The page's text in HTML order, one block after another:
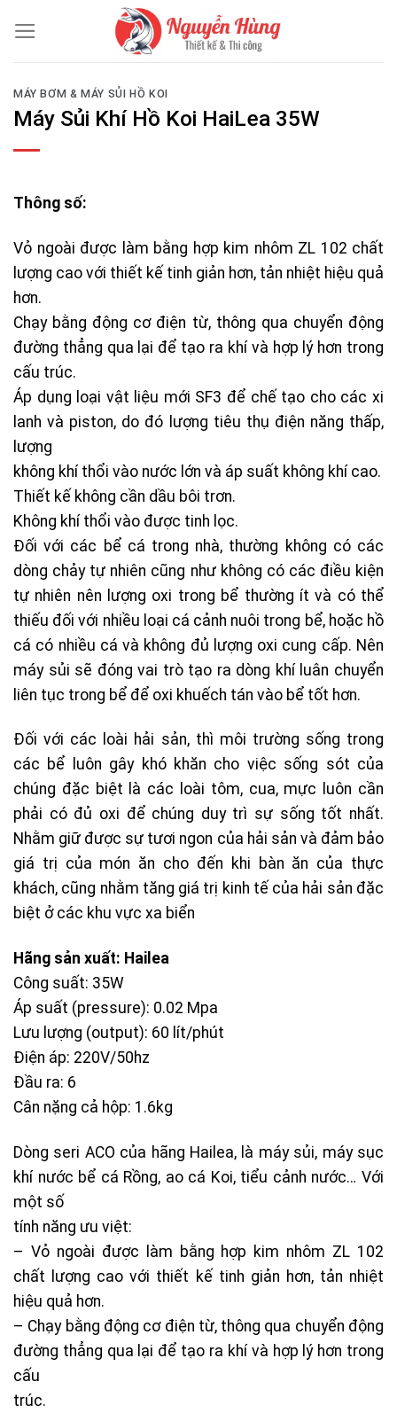
content
MÁY BƠM & MÁY SỦI HỒ KOI
Máy Sủi Khí Hồ Koi HaiLea 35W
Thông số:
Vỏ ngoài được làm bằng hợp kim nhôm ZL 102 chất
lượng cao với thiết kế tinh giản hơn, tản nhiệt hiệu quả
hơn.
Chạy bằng động cơ điện từ, thông qua chuyển động
đường thẳng qua lại để tạo ra khí và hợp lý hơn trong
cấu trúc.
Áp dụng loại vật liệu mới SF3 để chế tạo cho các xi
lanh và piston, do đó lượng tiêu thụ điện năng thấp,
lượng
không khí thổi vào nước lớn và áp suất không khí cao.
Thiết kế không cần dầu bôi trơn.
Không khí thổi vào được tinh lọc.
Đối với các bể cá trong nhà, thường không có các
dòng chảy tự nhiên cũng như không có các điều kiện
tự nhiên nên lượng oxi trong bể thường ít và có thể
thiếu đối với nhiều loại cá cảnh nuôi trong bể, hoặc hồ
cá có nhiều cá và không đủ lượng oxi cung cấp. Nên
máy sủi sẽ đóng vai trò tạo ra dòng khí luân chuyển
liên tục trong bể để oxi khuếch tán vào bể tốt hơn.
Đối với các loài hải sản, thì môi trường sống trong
các bể luôn gây khó khăn cho việc sống sót của
chúng đặc biệt là các loài tôm, cua, mực luôn cần
phải có đủ oxi để chúng duy trì sự sống tốt nhất.
Nhằm giữ được sự tươi ngon của hải sản và đảm bảo
giá trị của món ăn cho đến khi bàn ăn của thực
khách, cũng nhằm tăng giá trị kinh tế của hải sản đặc
biệt ở các khu vực xa biển
Hãng sản xuất: Hailea
Công suất: 35W
Áp suất (pressure): 0.02 Mpa
Lưu lượng (output): 60 lít/phút
Điện áp: 220V/50hz
Đầu ra: 6
Cân nặng cả hộp: 1.6kg
Dòng seri ACO của hãng Hailea, là máy sủi, máy sục
khí nước bể cá Rồng, ao cá Koi, tiểu cảnh nước… Với
một số
tính năng ưu việt:
– Vỏ ngoài được làm bằng hợp kim nhôm ZL 102
chất lượng cao với thiết kế tinh giản hơn, tản nhiệt
hiệu quả hơn.
– Chạy bằng động cơ điện từ, thông qua chuyển động
đường thẳng qua lại để tạo ra khí và hợp lý hơn trong
cấu
trúc.